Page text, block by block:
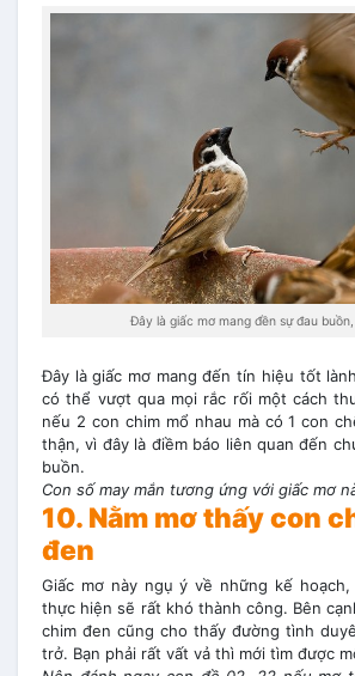
Đây là giấc mơ mang đền sự đau
Đây là giấc mơ mang đến tín hiệu tốt
có thể vượt qua mọi rắc rối một cách
nếu 2 con chim mổ nhau mà có 1 con
thận, vì đây là điềm báo liên quan đến
buồn.
Con số may mắn tương ứng với giấc mơ
10. Nằm mơ thấy con
đen
Giấc mơ này ngụ ý về những kế
thực hiện sẽ rất khó thành công. Bên
chim đen cũng cho thấy đường tình
trở. Bạn phải rất vất vả thì mới tìm được